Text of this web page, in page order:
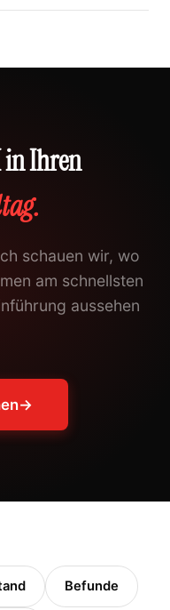
Ihren
schauen wir, wo
am schnellsten
aussehen
→
Befunde